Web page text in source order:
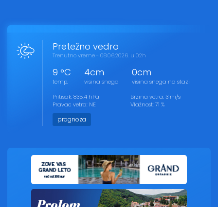
Pretežno vedro
Trenutno vreme - 08.06.2026. u 02h
9 °C
temp.
4cm
visina snega
0cm
visina snega na stazi
Pritisak: 835.4 hPa
Pravac vetra: NE
Brzina vetra: 3 m/s
Vlažnost: 71 %
prognoza